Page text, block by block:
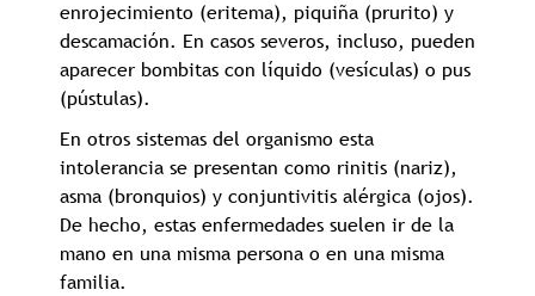
enrojecimiento (eritema), piquiña (prurito) y
descamación. En casos severos, incluso, pueden
aparecer bombitas con líquido (vesículas) o pus
(pústulas).
En otros sistemas del organismo esta
intolerancia se presentan como rinitis (nariz),
asma (bronquios) y conjuntivitis alérgica (ojos).
De hecho, estas enfermedades suelen ir de la
mano en una misma persona o en una misma
familia.